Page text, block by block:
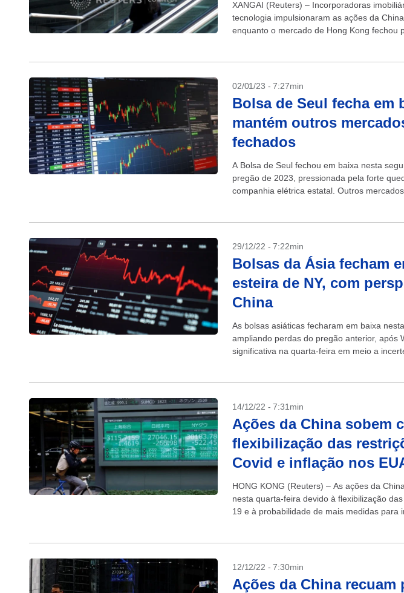
XANGAI (Reuters) – Incorporadoras
tecnologia impulsionaram as ações da
enquanto o mercado de Hong Kong fechou
02/01/23 - 7:27min
Bolsa de Seul fecha em
mantém outros
fechados
A Bolsa de Seul fechou em baixa nesta
pregão de 2023, pressionada pela forte
companhia elétrica estatal. Outros
29/12/22 - 7:22min
Bolsas da Ásia fecham
esteira de NY, com
China
As bolsas asiáticas fecharam em baixa
ampliando perdas do pregão anterior, após
significativa na quarta-feira em meio a
14/12/22 - 7:31min
Ações da China sobem
flexibilização das
Covid e inflação nos
HONG KONG (Reuters) – As ações da
nesta quarta-feira devido à flexibilização
19 e à probabilidade de mais medidas para
12/12/22 - 7:30min
Ações da China recuam